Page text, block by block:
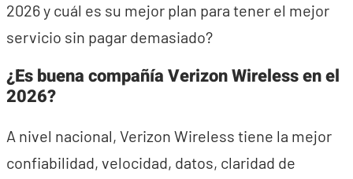
2026 y cuál es su mejor plan para tener el mejor
servicio sin pagar demasiado?
¿Es buena compañía Verizon Wireless en el
2026?
A nivel nacional, Verizon Wireless tiene la mejor
confiabilidad, velocidad, datos, claridad de